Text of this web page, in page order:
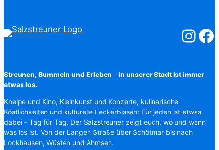
Streunen, Bummeln und Erleben – in unserer Stadt ist immer
etwas los.
Kneipe und Kino, Kleinkunst und Konzerte, kulinarische
Köstlichkeiten und kulturelle Leckerbissen: Für jeden ist etwas
dabei – Tag für Tag. Der Salzstreuner zeigt euch, wo und wann
was los ist. Von der Langen Straße über Schötmar bis nach
Lockhausen, Wüsten und Ahmsen.